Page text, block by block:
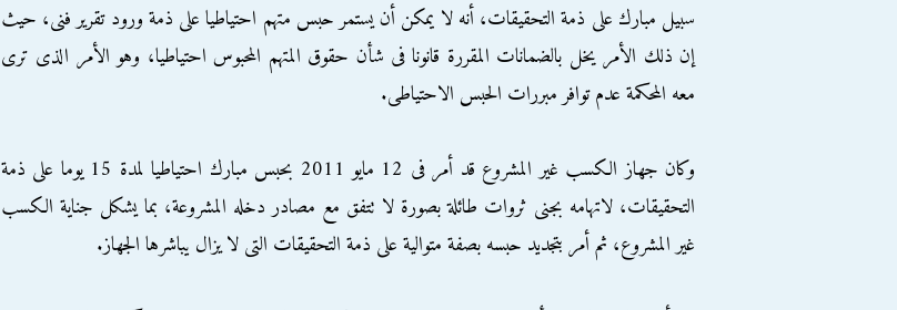
سبيل مبارك على ذمة التحقيقات، أنه لا يمكن أن يستمر حبس متهم احتياطيا على ذمة ورود تقرير فنى، حيث
إن ذلك الأمر يخل بالضمانات المقررة قانونا فى شأن حقوق المتهم المحبوس احتياطيا، وهو الأمر الذى ترى
معه المحكمة عدم توافر مبررات الحبس الاحتياطى.
وكان جهاز الكسب غير المشروع قد أمر فى 12 مايو 2011 بحبس مبارك احتياطيا لمدة 15 يوما على ذمة
التحقيقات، لاتهامه بجنى ثروات طائلة بصورة لا تتفق مع مصادر دخله المشروعة، بما يشكل جناية الكسب
غير المشروع، ثم أمر بتجديد حبسه بصفة متوالية على ذمة التحقيقات التى لا يزال يباشرها الجهاز.